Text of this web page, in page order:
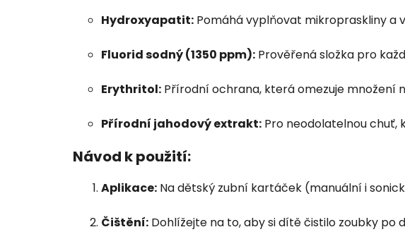
Hydroxyapatit: Pomáhá vyplňovat mikropraskliny a
Fluorid sodný (1350 ppm): Prověřená složka pro
Erythritol: Přírodní ochrana, která omezuje množení
Přírodní jahodový extrakt: Pro neodolatelnou chuť,
Návod k použití:
Aplikace: Na dětský zubní kartáček (manuální i
Čištění: Dohlížejte na to, aby si dítě čistilo zoubky po